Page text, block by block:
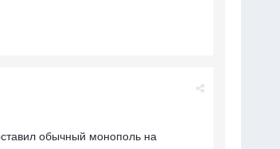
обычный монополь на